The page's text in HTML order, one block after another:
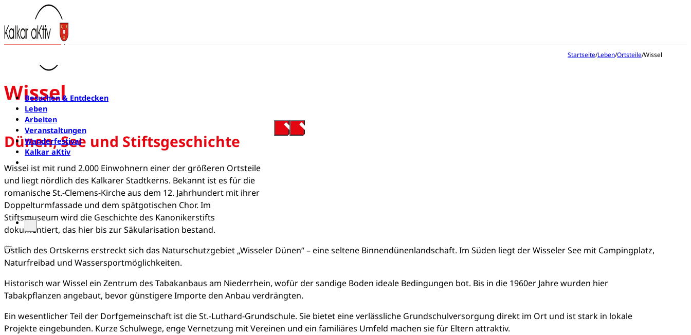
Besuchen & Entdecken
Leben
Arbeiten
Veranstaltungen
Wanderfestival
Kalkar aKtiv
Newsletter
Startseite/Leben/Ortsteile/Wissel
Wissel
Dünen, See und Stiftsgeschichte
Wissel ist mit rund 2.000 Einwohnern einer der größeren Ortsteile
und liegt nördlich des Kalkarer Stadtkerns. Bekannt ist es für die
romanische St.-Clemens-Kirche aus dem 12. Jahrhundert mit ihrer
Doppelturmfassade und dem spätgotischen Chor. Im
Stiftsmuseum wird die Geschichte des Kanonikerstifts
dokumentiert, das hier bis zur Säkularisation bestand.
Östlich des Ortskerns erstreckt sich das Naturschutzgebiet „Wisseler Dünen“ – eine seltene Binnendünenlandschaft. Im Süden liegt der Wisseler See mit Campingplatz,
Naturfreibad und Wassersportmöglichkeiten.
Historisch war Wissel ein Zentrum des Tabakanbaus am Niederrhein, wofür der sandige Boden ideale Bedingungen bot. Bis in die 1960er Jahre wurden hier
Tabakpflanzen angebaut, bevor günstigere Importe den Anbau verdrängten.
Ein wesentlicher Teil der Dorfgemeinschaft ist die St.-Luthard-Grundschule. Sie bietet eine verlässliche Grundschulversorgung direkt im Ort und ist stark in lokale
Projekte eingebunden. Kurze Schulwege, enge Vernetzung mit Vereinen und ein familiäres Umfeld machen sie für Eltern attraktiv.